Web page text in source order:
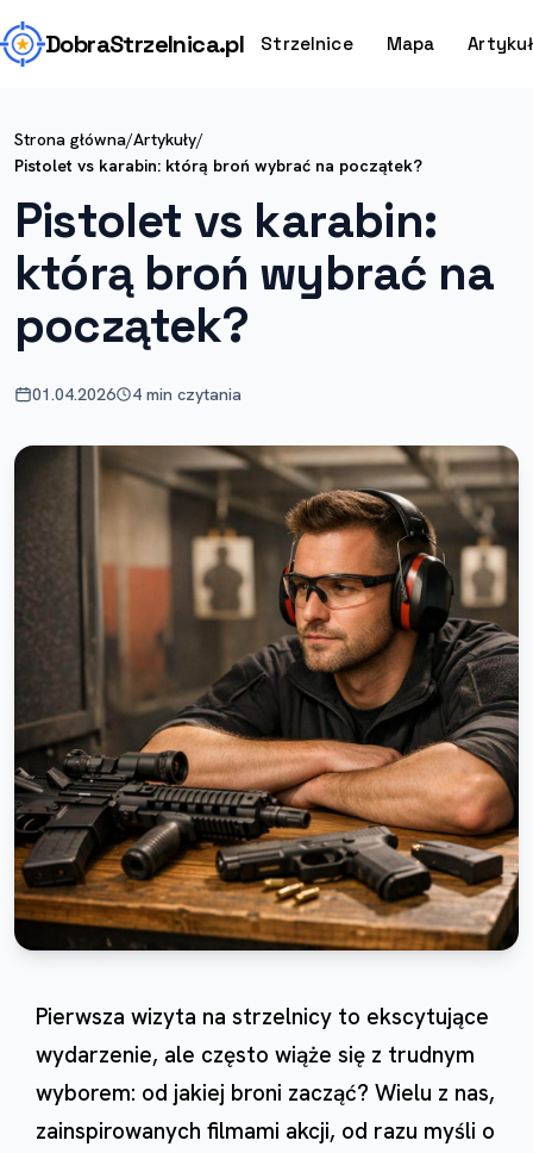
DobraStrzelnica.pl Strzelnice Mapa
Strona główna/Artykuły/
Pistolet vs karabin: którą broń wybrać na początek?
Pistolet vs karabin:
którą broń wybrać na
początek?
01.04.2026 4 min czytania
Pierwsza wizyta na strzelnicy to ekscytujące
wydarzenie, ale często wiąże się z trudnym
wyborem: od jakiej broni zacząć? Wielu z nas,
zainspirowanych filmami akcji, od razu myśli o